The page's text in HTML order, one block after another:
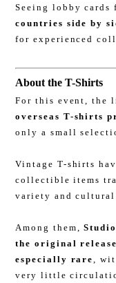
Seeing lobby cards
countries side by
for experienced
About the T-Shirts
For this event, the
overseas T-shirts
only a small
Vintage T-shirts
collectible items
variety and
Among them,
the original
especially rare,
very little